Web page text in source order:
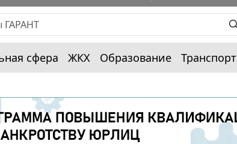
сфера ЖКХ Образование Транспорт